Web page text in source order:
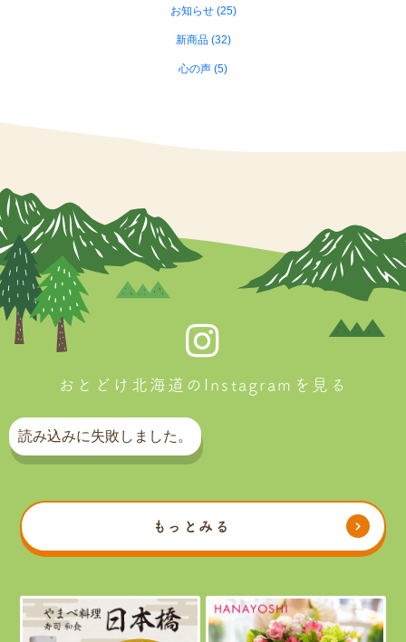
お知らせ (25)
新商品 (32)
心の声 (5)
おとどけ北海道のInstagramを見る
読み込みに失敗しました。
もっとみる